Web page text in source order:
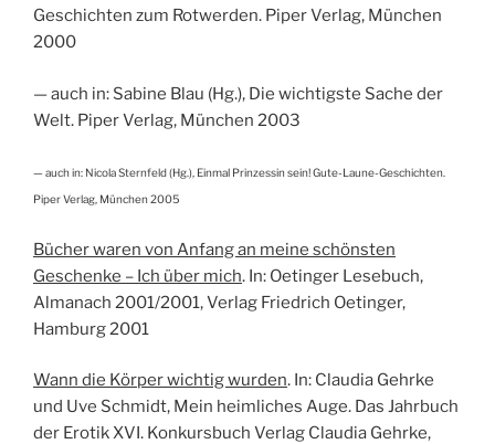
Geschichten zum Rotwerden. Piper Verlag, München
2000
— auch in: Sabine Blau (Hg.), Die wichtigste Sache der
Welt. Piper Verlag, München 2003
— auch in: Nicola Sternfeld (Hg.), Einmal Prinzessin sein! Gute-Laune-Geschichten.
Piper Verlag, München 2005
Bücher waren von Anfang an meine schönsten
Geschenke – Ich über mich. In: Oetinger Lesebuch,
Almanach 2001/2001, Verlag Friedrich Oetinger,
Hamburg 2001
Wann die Körper wichtig wurden. In: Claudia Gehrke
und Uve Schmidt, Mein heimliches Auge. Das Jahrbuch
der Erotik XVI. Konkursbuch Verlag Claudia Gehrke,